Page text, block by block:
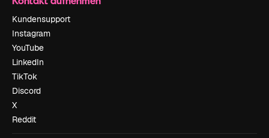
Kundensupport
Instagram
YouTube
LinkedIn
TikTok
Discord
X
Reddit